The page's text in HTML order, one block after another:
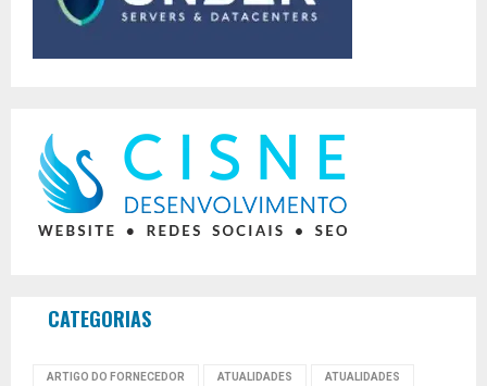
CATEGORIAS
ARTIGO DO FORNECEDOR ATUALIDADES ATUALIDADES